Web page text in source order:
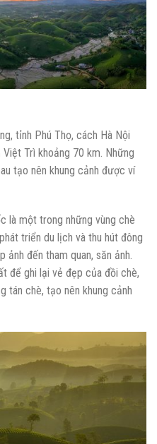
tỉnh Phú Thọ, cách Hà Nội
Trì khoảng 70 km. Những
tạo nên khung cảnh được ví
là một trong những vùng chè
triển du lịch và thu hút đông
ảnh đến tham quan, săn ảnh.
để ghi lại vẻ đẹp của đồi chè,
tán chè, tạo nên khung cảnh